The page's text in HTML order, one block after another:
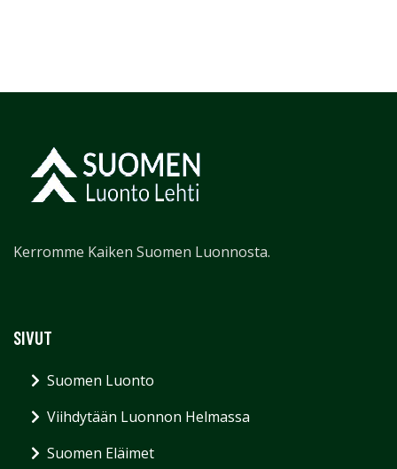
Kerromme Kaiken Suomen Luonnosta.
SIVUT
Suomen Luonto
Viihdytään Luonnon Helmassa
Suomen Eläimet